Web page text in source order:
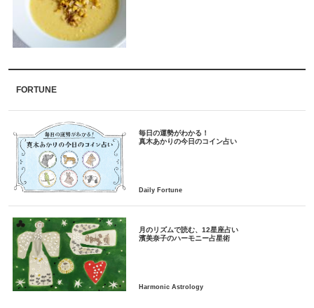
FORTUNE
毎日の運勢がわかる！
月のリズムで読む、12星座占い